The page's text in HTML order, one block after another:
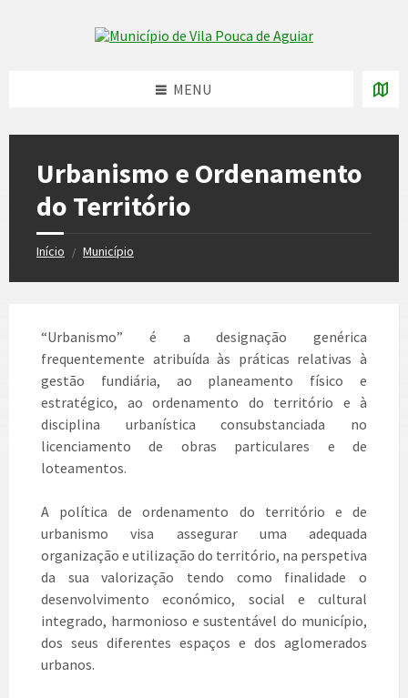
Skip to content
MENU
Urbanismo e Ordenamento
do Território
Início / Município
“Urbanismo” é a designação genérica
frequentemente atribuída às práticas relativas à
gestão fundiária, ao planeamento físico e
estratégico, ao ordenamento do território e à
disciplina urbanística consubstanciada no
licenciamento de obras particulares e de
loteamentos.
A política de ordenamento do território e de
urbanismo visa assegurar uma adequada
organização e utilização do território, na perspetiva
da sua valorização tendo como finalidade o
desenvolvimento económico, social e cultural
integrado, harmonioso e sustentável do município,
dos seus diferentes espaços e dos aglomerados
urbanos.